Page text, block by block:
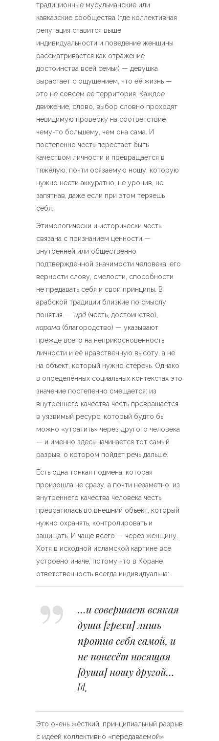
традиционные мусульманские или
кавказские сообщества (где коллективная
репутация ставится выше
индивидуальности и поведение женщины
рассматривается как отражение
достоинства всей семьи) — девушка
вырастает с ощущением, что её жизнь —
это не совсем её территория. Каждое
движение, слово, выбор словно проходят
невидимую проверку на соответствие
чему-то большему, чем она сама. И
постепенно честь перестаёт быть
качеством личности и превращается в
тяжёлую, почти осязаемую ношу, которую
нужно нести аккуратно, не уронив, не
запятнав, даже если при этом теряешь
себя.
Этимологически и исторически честь
связана с признанием ценности —
внутренней или общественно
подтверждённой значимости человека, его
верности слову, смелости, способности
не предавать себя и свои принципы. В
арабской традиции близкие по смыслу
понятия — ‘ирд (честь, достоинство),
карама (благородство) — указывают
прежде всего на неприкосновенность
личности и её нравственную высоту, а не
на объект, который нужно стеречь. Однако
в определённых социальных контекстах это
значение постепенно смещается: из
внутреннего качества честь превращается
в уязвимый ресурс, который будто бы
можно «утратить» через другого человека
— и именно здесь начинается тот самый
разрыв, о котором пойдёт речь дальше.
Есть одна тонкая подмена, которая
произошла не сразу, а почти незаметно: из
внутреннего качества человека честь
превратилась во внешний объект, который
нужно охранять, контролировать и
защищать. И чаще всего — через женщину.
Хотя в исходной исламской картине всё
устроено иначе, потому что в Коране
ответственность всегда индивидуальна:
…и совершает всякая
душа [грехи] лишь
против себя самой, и
не понесёт носящая
[душа] ношу другой…
[1].
Это очень жёсткий, принципиальный разрыв
с идеей коллективно «передаваемой»